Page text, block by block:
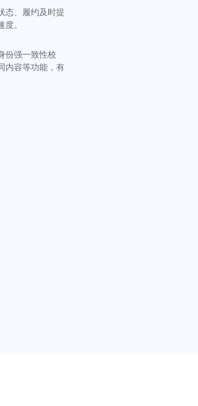
态、履约及时提
。
份强一致性校
内容等功能，有